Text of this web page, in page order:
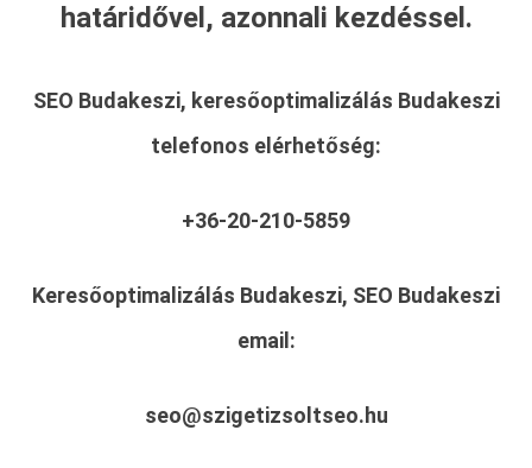
határidővel, azonnali kezdéssel.
SEO Budakeszi, keresőoptimalizálás Budakeszi
telefonos elérhetőség:
+36-20-210-5859
Keresőoptimalizálás Budakeszi, SEO Budakeszi
email:
seo@szigetizsoltseo.hu